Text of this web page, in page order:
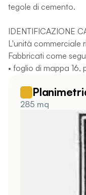
tegole di cemento.
IDENTIFICAZIONE
L'unità commerciale
Fabbricati come
• foglio di mappa 16,
285 mq